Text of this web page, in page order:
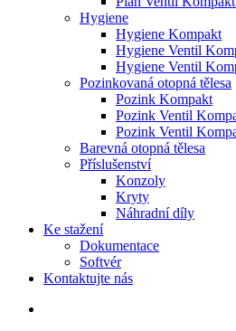
Hygiene
Hygiene Kompakt
Hygiene Ventil
Hygiene Ventil
Pozinkovaná otopná tělesa
Pozink Kompakt
Pozink Ventil
Pozink Ventil
Barevná otopná tělesa
Příslušenství
Konzoly
Kryty
Náhradní díly
Ke stažení
Dokumentace
Softvér
Kontaktujte nás